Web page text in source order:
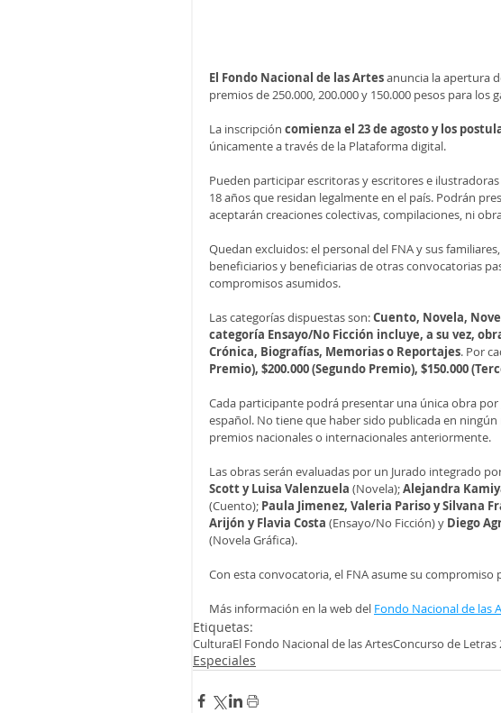
El Fondo Nacional de las Artes anuncia la apertura
premios de 250.000, 200.000 y 150.000 pesos para los
La inscripción comienza el 23 de agosto y los
únicamente a través de la Plataforma digital.
Pueden participar escritoras y escritores e
18 años que residan legalmente en el país. Podrán
aceptarán creaciones colectivas, compilaciones, ni
Quedan excluidos: el personal del FNA y sus
beneficiarios y beneficiarias de otras convocatorias
compromisos asumidos.
Las categorías dispuestas son: Cuento, Novela,
categoría Ensayo/No Ficción incluye, a su vez,
Crónica, Biografías, Memorias o Reportajes. Por
Premio), $200.000 (Segundo Premio), $150.000
Cada participante podrá presentar una única obra
español. No tiene que haber sido publicada en
premios nacionales o internacionales anteriormente.
Las obras serán evaluadas por un Jurado integrado
Scott y Luisa Valenzuela (Novela); Alejandra
(Cuento); Paula Jimenez, Valeria Pariso y Silvana
Arijón y Flavia Costa (Ensayo/No Ficción) y Diego
(Novela Gráfica).
Con esta convocatoria, el FNA asume su
Más información en la web del Fondo Nacional de las
Etiquetas:
CulturaEl Fondo Nacional de las ArtesConcurso de Letras
Especiales